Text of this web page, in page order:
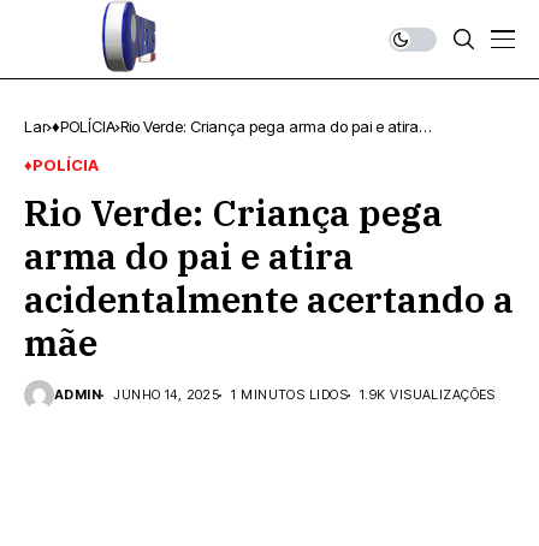
Lar ♦POLÍCIA Rio Verde: Criança pega arma do pai e atira
♦POLÍCIA
Rio Verde: Criança pega
arma do pai e atira
acidentalmente acertando a
mãe
ADMIN JUNHO 14, 2025 1 MINUTOS LIDOS 1.9K VISUALIZAÇÕES